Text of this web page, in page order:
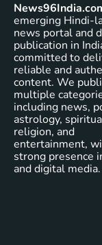
emerging Hindi-
news portal and
publication in
committed to
reliable and
content. We
multiple
including news,
astrology,
religion, and
entertainment,
strong presence
and digital media.